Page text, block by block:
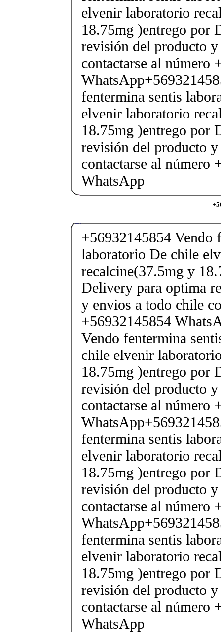
elvenir laboratorio
18.75mg )entrego por
revisión del producto
contactarse al número
fentermina sentis
elvenir laboratorio
18.75mg )entrego por
revisión del producto
contactarse al número
WhatsApp
+56932145854 Vendo
laboratorio De chile
recalcine(37.5mg y
Delivery para optima
y envios a todo chile
+56932145854
Vendo fentermina
chile elvenir
18.75mg )entrego por
revisión del producto
contactarse al número
fentermina sentis
elvenir laboratorio
18.75mg )entrego por
revisión del producto
contactarse al número
fentermina sentis
elvenir laboratorio
18.75mg )entrego por
revisión del producto
contactarse al número
WhatsApp